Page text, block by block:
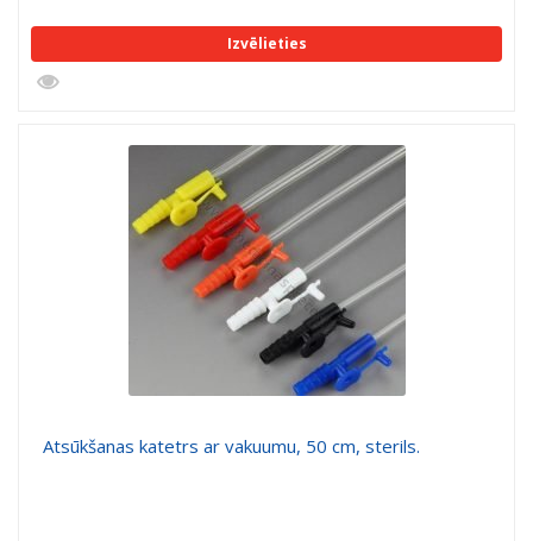
Izvēlieties
Atsūkšanas katetrs ar vakuumu, 50 cm, sterils.